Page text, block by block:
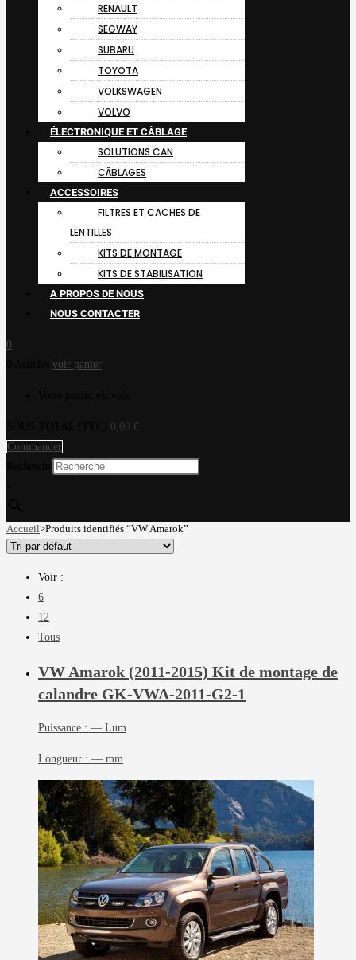
RENAULT
SEGWAY
SUBARU
TOYOTA
VOLKSWAGEN
VOLVO
ÉLECTRONIQUE ET CÂBLAGE
SOLUTIONS CAN
CÂBLAGES
ACCESSOIRES
FILTRES ET CACHES DE
LENTILLES
KITS DE MONTAGE
KITS DE STABILISATION
A PROPOS DE NOUS
NOUS CONTACTER
0
voir panier
0,00 €
Commander
Accueil>Produits identifiés “VW Amarok”
Voir :
6
12
Tous
VW Amarok (2011-2015) Kit de montage de
calandre GK-VWA-2011-G2-1
Puissance : — Lum
Longueur : — mm